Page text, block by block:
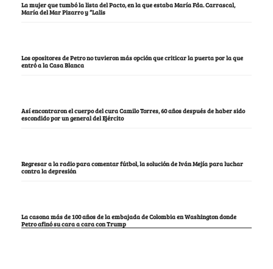
La mujer que tumbó la lista del Pacto, en la que estaba María Fda. Carrascal,
María del Mar Pizarro y “Lalis
Los opositores de Petro no tuvieron más opción que criticar la puerta por la que
entró a la Casa Blanca
Así encontraron el cuerpo del cura Camilo Torres, 60 años después de haber sido
escondido por un general del Ejército
Regresar a la radio para comentar fútbol, la solución de Iván Mejía para luchar
contra la depresión
La casona más de 100 años de la embajada de Colombia en Washington donde
Petro afinó su cara a cara con Trump